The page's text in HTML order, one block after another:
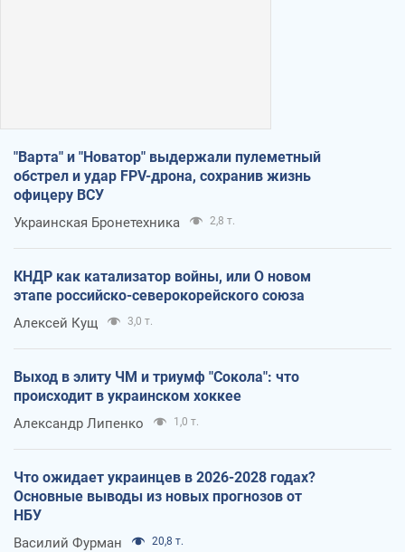
"Варта" и "Новатор" выдержали пулеметный
обстрел и удар FPV-дрона, сохранив жизнь
офицеру ВСУ
Украинская Бронетехника 2,8 т.
КНДР как катализатор войны, или О новом
этапе российско-северокорейского союза
Алексей Кущ 3,0 т.
Выход в элиту ЧМ и триумф "Сокола": что
происходит в украинском хоккее
Александр Липенко 1,0 т.
Что ожидает украинцев в 2026-2028 годах?
Основные выводы из новых прогнозов от
НБУ
Василий Фурман 20,8 т.